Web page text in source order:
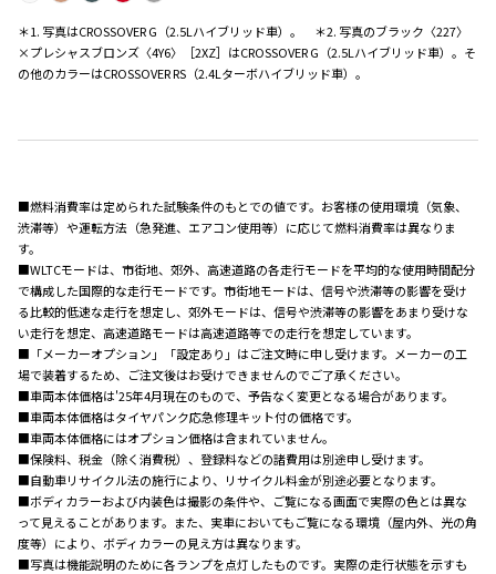
＊1. 写真はCROSSOVER G（2.5Lハイブリッド車）。 ＊2. 写真のブラック〈227〉
×プレシャスブロンズ〈4Y6〉［2XZ］はCROSSOVER G（2.5Lハイブリッド車）。そ
の他のカラーはCROSSOVER RS（2.4Lターボハイブリッド車）。
■燃料消費率は定められた試験条件のもとでの値です。お客様の使用環境（気象、
渋滞等）や運転方法（急発進、エアコン使用等）に応じて燃料消費率は異なりま
す。
■WLTCモードは、市街地、郊外、高速道路の各走行モードを平均的な使用時間配分
で構成した国際的な走行モードです。市街地モードは、信号や渋滞等の影響を受け
る比較的低速な走行を想定し、郊外モードは、信号や渋滞等の影響をあまり受けな
い走行を想定、高速道路モードは高速道路等での走行を想定しています。
■「メーカーオプション」「設定あり」はご注文時に申し受けます。メーカーの工
場で装着するため、ご注文後はお受けできませんのでご了承ください。
■車両本体価格は'25年4月現在のもので、予告なく変更となる場合があります。
■車両本体価格はタイヤパンク応急修理キット付の価格です。
■車両本体価格にはオプション価格は含まれていません。
■保険料、税金（除く消費税）、登録料などの諸費用は別途申し受けます。
■自動車リサイクル法の施行により、リサイクル料金が別途必要となります。
■ボディカラーおよび内装色は撮影の条件や、ご覧になる画面で実際の色とは異な
って見えることがあります。また、実車においてもご覧になる環境（屋内外、光の角
度等）により、ボディカラーの見え方は異なります。
■写真は機能説明のために各ランプを点灯したものです。実際の走行状態を示すも